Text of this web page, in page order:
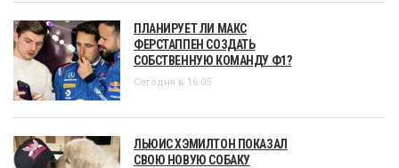
ПЛАНИРУЕТ ЛИ МАКС
ФЕРСТАППЕН СОЗДАТЬ
СОБСТВЕННУЮ КОМАНДУ Ф1?
Сегодня в 16:05
ЛЬЮИС ХЭМИЛТОН ПОКАЗАЛ
СВОЮ НОВУЮ СОБАКУ